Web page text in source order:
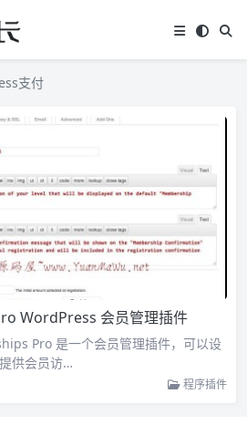
支付
WordPress 会员管理插件
Pro 是一个会员管理插件，可以设
供会员访…
程序插件